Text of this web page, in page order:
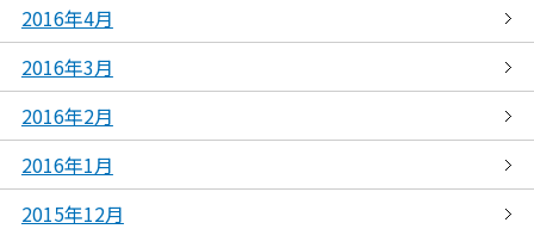
2016年4月
2016年3月
2016年2月
2016年1月
2015年12月